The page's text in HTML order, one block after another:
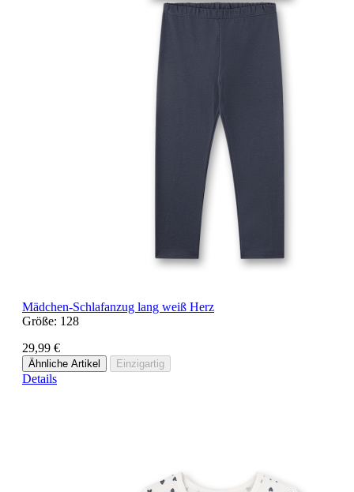
Mädchen-Schlafanzug lang weiß Herz
Größe: 128
29,99 €
Ähnliche Artikel Einzigartig
Details